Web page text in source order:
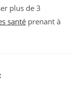
plus de 3
santé prenant à